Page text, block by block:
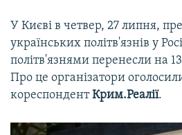
У Києві в четвер, 27 липня,
українських політв'язнів у
політв'язнями перенесли на
Про це організатори
кореспондентКрим.Реалії.